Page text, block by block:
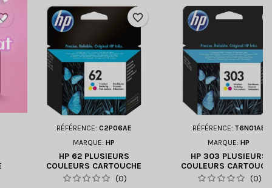
RÉFÉRENCE: C2P06AE
MARQUE:HP
HP 62 PLUSIEURS
COULEURS CARTOUCHE
D'ENCRE (C2P06AE)
(0)
favorite_border
RÉFÉRENCE: T6N01AE
MARQUE:HP
HP 303 PLUSIEURS
COULEURS
D'ENCRE (T6N01AE)
(0)